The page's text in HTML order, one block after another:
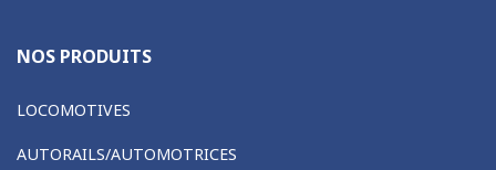
NOS PRODUITS
LOCOMOTIVES
AUTORAILS/AUTOMOTRICES